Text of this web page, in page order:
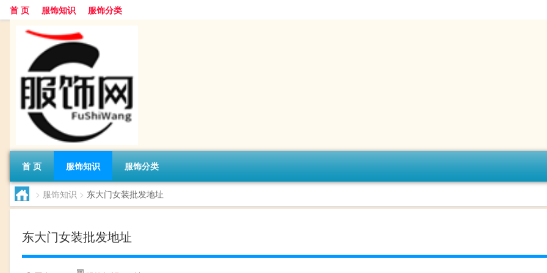
首 页 服饰知识 服饰分类
首 页 服饰知识 服饰分类
> 服饰知识 > 东大门女装批发地址
东大门女装批发地址